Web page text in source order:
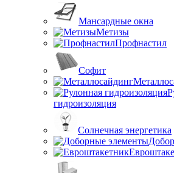
Мансардные окна
Метизы
Профнастил
Софит
гидроизоляция
Солнечная энергетика